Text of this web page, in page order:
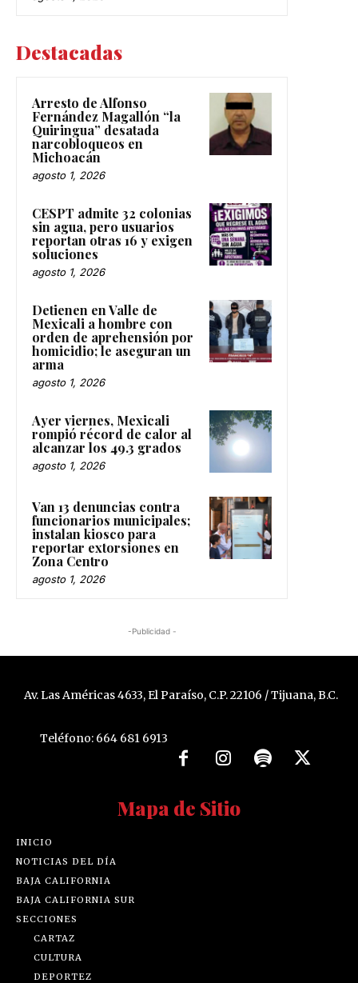
Destacadas
Arresto de Alfonso
Fernández Magallón “la
Quiringua” desatada
narcobloqueos en
Michoacán
agosto 1, 2026
CESPT admite 32 colonias
sin agua, pero usuarios
reportan otras 16 y exigen
soluciones
agosto 1, 2026
Detienen en Valle de
Mexicali a hombre con
orden de aprehensión por
homicidio; le aseguran un
arma
agosto 1, 2026
Ayer viernes, Mexicali
rompió récord de calor al
alcanzar los 49.3 grados
agosto 1, 2026
Van 13 denuncias contra
funcionarios municipales;
instalan kiosco para
reportar extorsiones en
Zona Centro
agosto 1, 2026
-Publicidad -
Av. Las Américas 4633, El Paraíso, C.P. 22106 / Tijuana, B.C.
Teléfono: 664 681 6913
Mapa de Sitio
INICIO
NOTICIAS DEL DÍA
BAJA CALIFORNIA
BAJA CALIFORNIA SUR
SECCIONES
CARTAZ
CULTURA
DEPORTEZ